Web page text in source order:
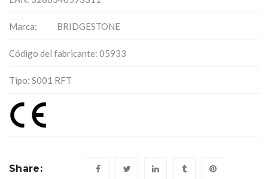
Marca: BRIDGESTONE
Código del fabricante: 05933
Tipo: S001 RFT
Share: